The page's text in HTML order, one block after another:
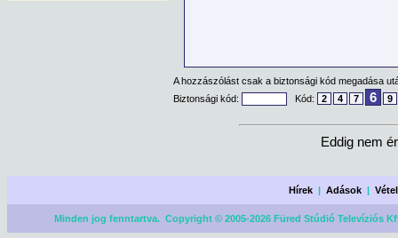
A hozzászólást csak a biztonsági kód megadása
Biztonsági kód:
Kód: 2 4 7 6 9
Eddig nem
Hírek |Adások |
Minden jog fenntartva. Copyright © 2005-2026 Füred Stúdió Televíziós